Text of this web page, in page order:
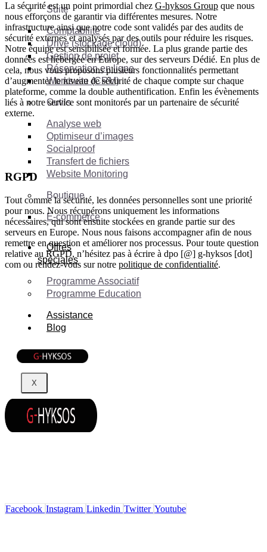
Suite
Comptabilité
Drive (stockage cloud)
Gestion de projet
Réservation en ligne
Worksuite (CRM)
Outils
Analyse web
Optimiseur d’images
Socialproof
Transfert de fichiers
Website Monitoring
Boutique
E-commerce
Offres
spéciales
Programme Associatif
Programme Education
Assistance
Blog
X
La sécurité est un point primordial chez G-hyksos Group que nous
nous efforçons de garantir via différentes mesures. Notre
infrastructure ainsi que notre code sont validés par des audits de
sécurité externes et analysés par des outils pour réduire les risques.
Notre équipe est sensibilisée et formée. La plus grande partie des
données est hébergée en Europe, sur des serveurs Dédié. En plus de
cela, nous vous proposons plusieurs fonctionnalités permettant
d’augmenter le niveau de sécurité de chaque compte sur chaque
plateforme, comme la double authentification. Enfin les évènements
liés à notre service sont monitorés par un partenaire de sécurité
externe.
RGPD
Tout comme la sécurité, les données personnelles sont une priorité
pour nous. Nous récupérons uniquement les informations
nécessaires, qui sont ensuite stockées en grande partie sur des
serveurs en Europe. Nous nous faisons accompagner afin de nous
remettre en question et améliorer nos processus. Pour toute question
relative au RGPD, n’hésitez pas à écrire à dpo [@] g-hyksos [dot]
com ou rendez-vous sur notre politique de confidentialité.
Facebook Instagram Linkedin Twitter Youtube